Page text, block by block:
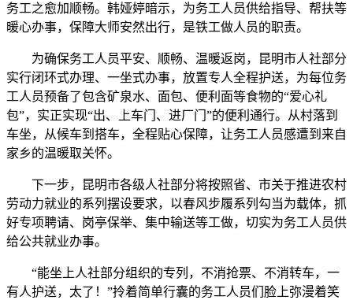
务工之愈加顺畅。韩娅婷暗示，为务工人员供给指导、帮扶等
暖心办事，保障大师安然出行，是铁工做人员的职责。
为确保务工人员平安、顺畅、温暖返岗，昆明市人社部分
实行闭环式办理、一坐式办事，放置专人全程护送，为每位务
工人员预备了包含矿泉水、面包、便利面等食物的“爱心礼
包”，实正实现“出、上车门、进厂门”的便利通行。从村落到
车坐，从候车到搭车，全程贴心保障，让务工人员感遭到来自
家乡的温暖取关怀。
下一步，昆明市各级人社部分将按照省、市关于推进农村
劳动力就业的系列摆设要求，以春风步履系列勾当为载体，抓
好专项聘请、岗亭保举、集中输送等工做，切实为务工人员供
给公共就业办事。
“能坐上人社部分组织的专列，不消抢票、不消转车，一
有人护送，太了！”拎着简单行囊的务工人员们脸上弥漫着笑